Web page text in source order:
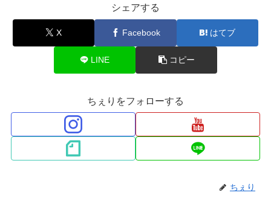
シェアする
X Facebook はてブ
LINE コピー
ちぇりをフォローする
ちぇり